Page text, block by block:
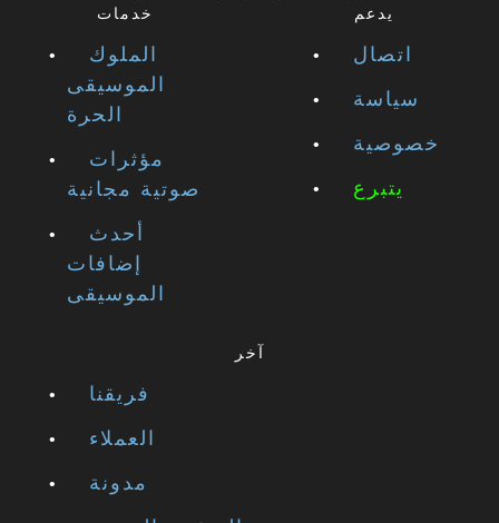
خدمات
الملوك
الموسيقى
الحرة
مؤثرات
صوتية مجانية
أحدث
إضافات
الموسيقى
يدعم
اتصال
سياسة
خصوصية
يتبرع
آخر
فريقنا
العملاء
مدونة